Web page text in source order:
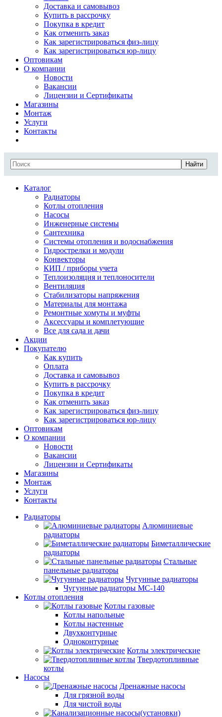
Доставка и самовывоз
Купить в рассрочку
Покупка в кредит
Как отменить заказ
Как зарегистрироваться физ-лицу
Как зарегистрироваться юр-лицу
Оптовикам
О компании
Новости
Вакансии
Лицензии и Сертификаты
Магазины
Монтаж
Услуги
Контакты
Найти
Каталог
Радиаторы
Котлы отопления
Насосы
Инженерные системы
Сантехника
Системы отопления и водоснабжения
Гидрострелки и модули
Конвекторы
КИП / приборы учета
Теплоизоляция и теплоносители
Вентиляция
Стабилизаторы напряжения
Материалы для монтажа
Ремонтные хомуты и муфты
Аксессуары и комплетующие
Все для сада и дачи
Акции
Покупателю
Как купить
Оплата
Доставка и самовывоз
Купить в рассрочку
Покупка в кредит
Как отменить заказ
Как зарегистрироваться физ-лицу
Как зарегистрироваться юр-лицу
Оптовикам
О компании
Новости
Вакансии
Лицензии и Сертификаты
Магазины
Монтаж
Услуги
Контакты
Радиаторы
Алюминиевые
радиаторы
Биметаллические
радиаторы
Стальные
панельные радиаторы
Чугунные радиаторы
Чугунные радиаторы МС-140
Котлы отопления
Котлы газовые
Котлы напольные
Котлы настенные
Двухконтурные
Одноконтурные
Котлы электрические
Твердотопливные
котлы
Насосы
Дренажные насосы
Для грязной воды
Для чистой воды